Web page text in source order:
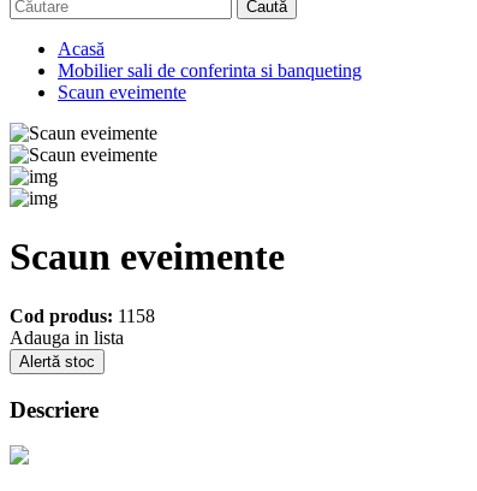
Caută
Acasă
Mobilier sali de conferinta si banqueting
Scaun eveimente
Scaun eveimente
Cod produs: 1158
Adauga in lista
Alertă stoc
Descriere